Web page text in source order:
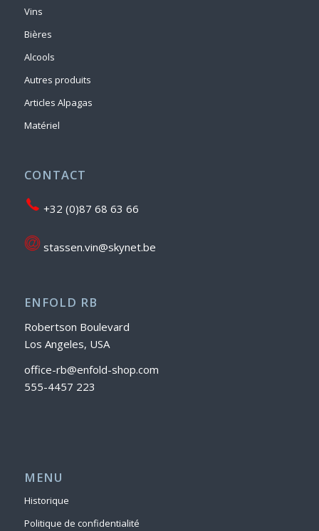
Vins
Bières
Alcools
Autres produits
Articles Alpagas
Matériel
CONTACT
+32 (0)87 68 63 66
stassen.vin@skynet.be
ENFOLD RB
Robertson Boulevard
Los Angeles, USA
office-rb@enfold-shop.com
555-4457 223
MENU
Historique
Politique de confidentialité